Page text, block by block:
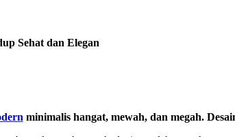
Sehat dan Elegan
minimalis hangat, mewah, dan megah.